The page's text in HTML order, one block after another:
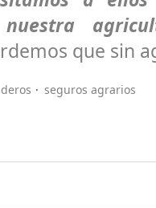
nuestra
que sin
seguros agrarios